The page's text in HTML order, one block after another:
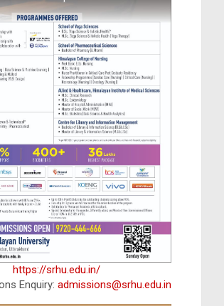
https://srhu.edu.in/
Enquiry: admissions@srhu.edu.in